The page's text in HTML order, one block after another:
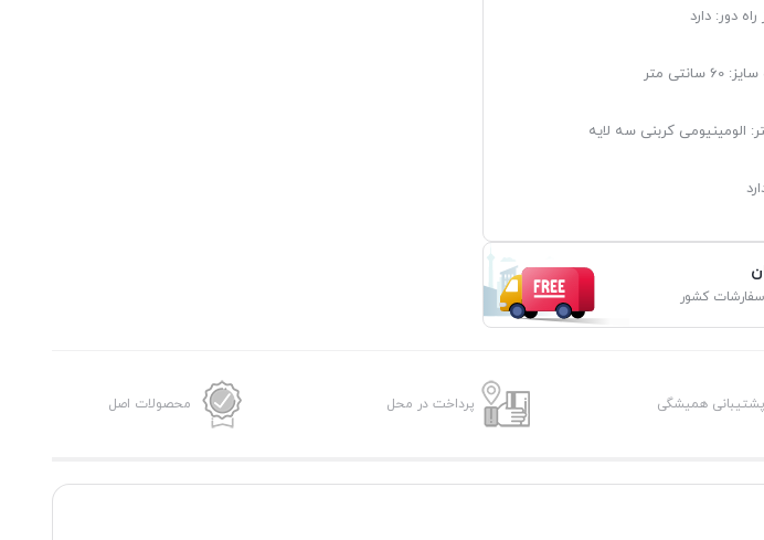
دور: دارد
سانتی متر
الومینیومی کربنی سه لایه
کشور
پشتیبانی همیشگی پرداخت در محل محصولات اصل